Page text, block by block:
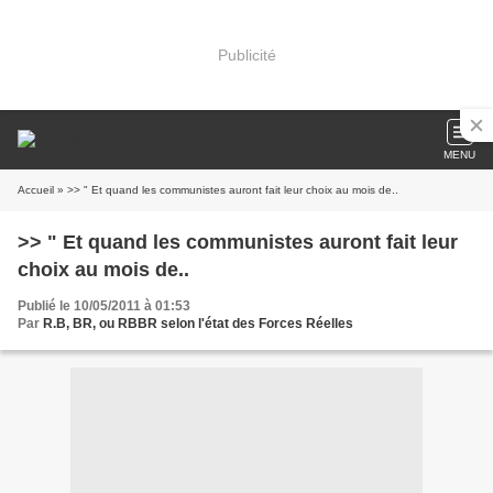
Publicité
MENU
Accueil » >> " Et quand les communistes auront fait leur choix au mois de..
>> " Et quand les communistes auront fait leur
choix au mois de..
Publié le 10/05/2011 à 01:53
Par R.B, BR, ou RBBR selon l'état des Forces Réelles